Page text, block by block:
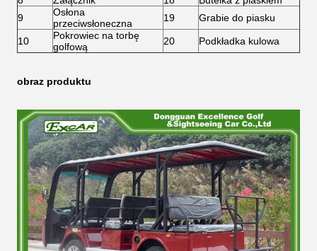
9
Osłona
przeciwsłoneczna
19 Grabie do piasku
10
Pokrowiec na torbę
golfową
20 Podkładka kulowa
obraz produktu